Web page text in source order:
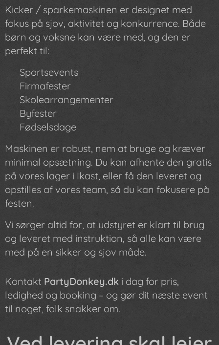
Kicker / sparkemaskinen er designet med
fokus på sjov, aktivitet og konkurrence. Både
børn og voksne kan være med, og den er
perfekt til:
✔ Sportsevents
✔ Firmafester
✔ Skolearrangementer
✔ Byfester
✔ Fødselsdage
Maskinen er robust, nem at bruge og kræver
minimal opsætning. Du kan afhente den gratis
på vores lager i Ikast, eller få den leveret og
opstilles af vores team, så du kan fokusere på
festen.
Vi sørger altid for, at udstyret er klart til brug
og leveret med instruktion, så alle kan være
med på en sikker og sjov måde.
Kontakt PartyDonkey.dk i dag for pris,
ledighed og booking – og gør dit næste event
til noget, folk snakker om.